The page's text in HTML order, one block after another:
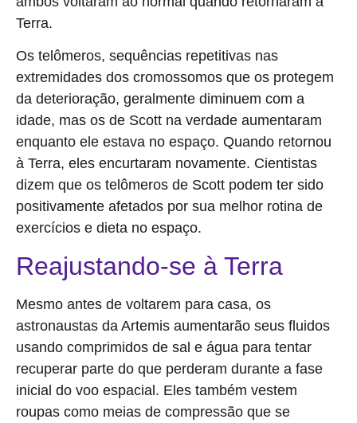
Terra.
Os telômeros, sequências repetitivas nas
extremidades dos cromossomos que os protegem
da deterioração, geralmente diminuem com a
idade, mas os de Scott na verdade aumentaram
enquanto ele estava no espaço. Quando retornou
à Terra, eles encurtaram novamente. Cientistas
dizem que os telômeros de Scott podem ter sido
positivamente afetados por sua melhor rotina de
exercícios e dieta no espaço.
Reajustando-se à Terra
Mesmo antes de voltarem para casa, os
astronaustas da Artemis aumentarão seus fluidos
usando comprimidos de sal e água para tentar
recuperar parte do que perderam durante a fase
inicial do voo espacial. Eles também vestem
roupas como meias de compressão que se